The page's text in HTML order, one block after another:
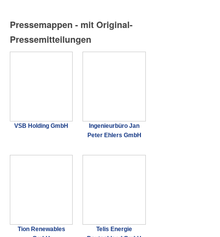
Pressemappen - mit Original-
Pressemitteilungen
VSB Holding GmbH
Ingenieurbüro Jan
Peter Ehlers GmbH
Tion Renewables
Telis Energie